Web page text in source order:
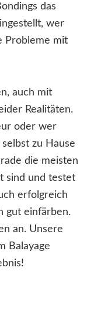
das
wer
Probleme mit
auch mit
Realitäten.
oder wer
zu Hause
die meisten
sind und testet
erfolgreich
gut einfärben.
an. Unsere
Balayage